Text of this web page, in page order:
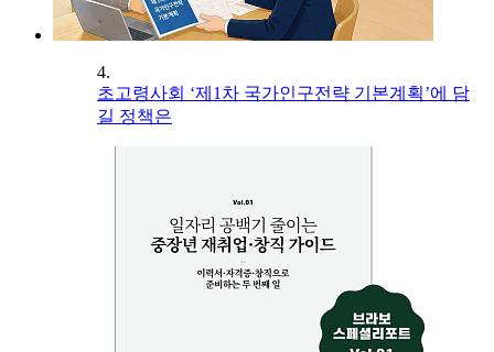
4.
초고령사회 ‘제1차 국가인구전략 기본계획’에 담
길 정책은